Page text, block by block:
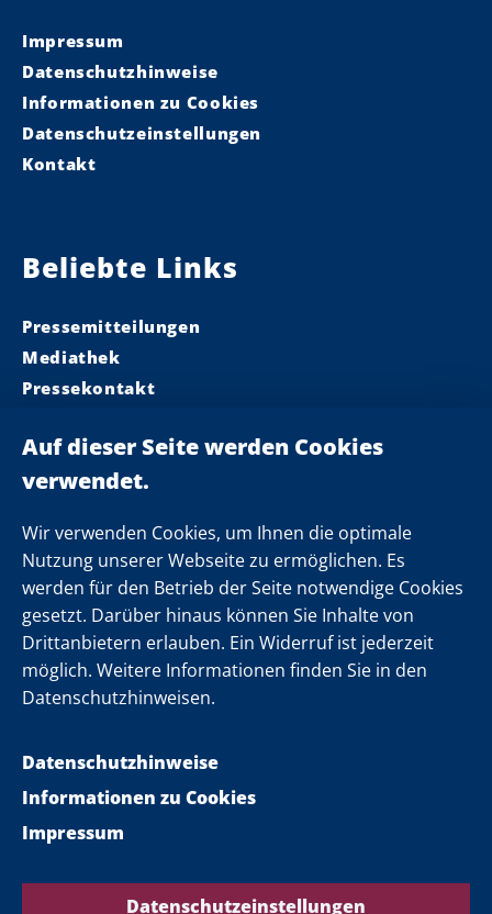
Wir verwenden Cookies, um Ihnen die optimale
Nutzung unserer Webseite zu ermöglichen. Es
werden für den Betrieb der Seite notwendige Cookies
gesetzt. Darüber hinaus können Sie Inhalte von
Drittanbietern erlauben. Ein Widerruf ist jederzeit
möglich. Weitere Informationen finden Sie in den
Datenschutzhinweisen.
Datenschutzhinweise
Impressum
Informationen zu Cookies
Datenschutzeinstellungen
Impressum
Datenschutzhinweise
Informationen zu Cookies
Datenschutzeinstellungen
Kontakt
Beliebte Links
Pressemitteilungen
Mediathek
Pressekontakt
Landeskabinett
Einsamkeit
Folgen Sie uns